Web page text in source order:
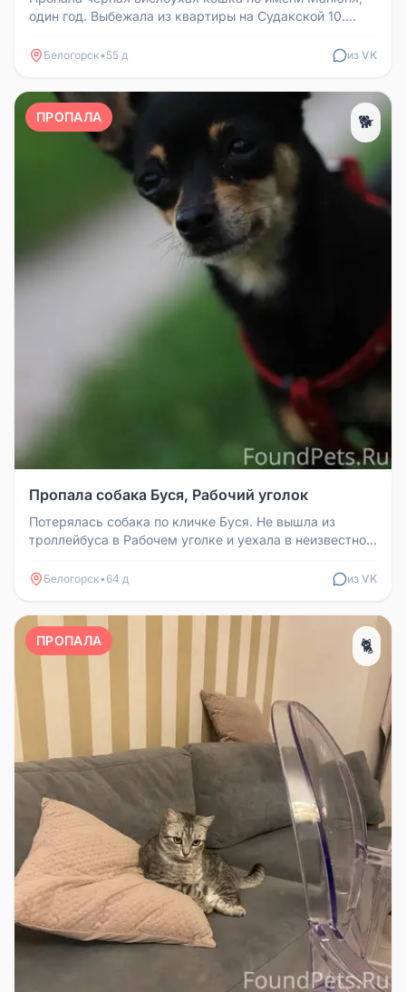
один год. Выбежала из квартиры на Судакской 10.
Белогорск• 55 д из VK
ПРОПАЛА 🐕
Пропала собака Буся, Рабочий уголок
Потерялась собака по кличке Буся. Не вышла из
троллейбуса в Рабочем уголке и уехала в неизвестном
Белогорск•64 д из VK
ПРОПАЛА 🐈